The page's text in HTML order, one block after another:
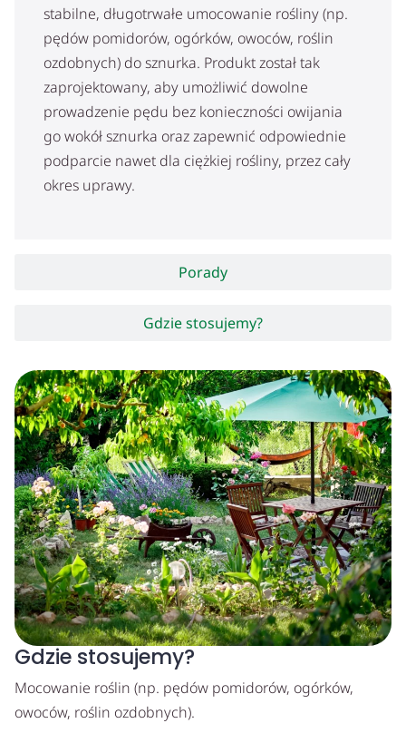
Porady
Gdzie stosujemy?
stabilne, długotrwałe umocowanie rośliny (np.
pędów pomidorów, ogórków, owoców, roślin
ozdobnych) do sznurka. Produkt został tak
zaprojektowany, aby umożliwić dowolne
prowadzenie pędu bez konieczności owijania
go wokół sznurka oraz zapewnić odpowiednie
podparcie nawet dla ciężkiej rośliny, przez cały
okres uprawy.
Gdzie stosujemy?
Mocowanie roślin (np. pędów pomidorów, ogórków,
owoców, roślin ozdobnych).